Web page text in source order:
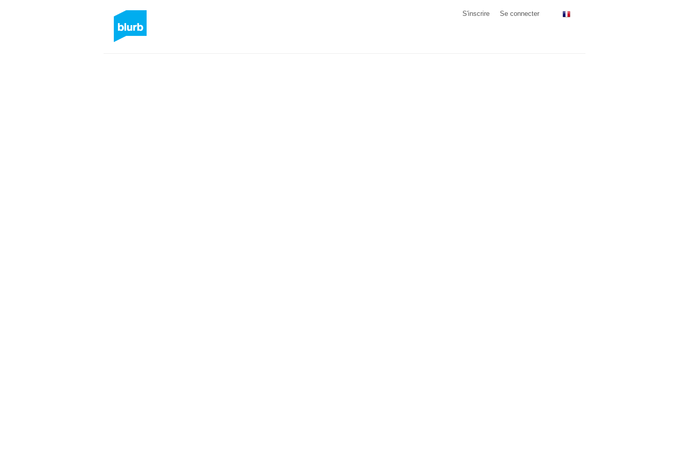
S'inscrire Se connecter